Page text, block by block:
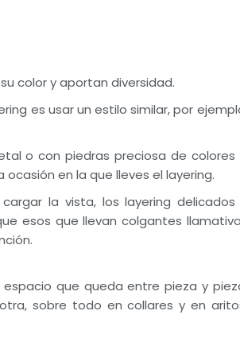
color y aportan diversidad.
es usar un estilo similar, por
o con piedras preciosa de colores
en la que lleves el layering.
la vista, los layering delicados
esos que llevan colgantes
que queda entre pieza y
sobre todo en collares y en